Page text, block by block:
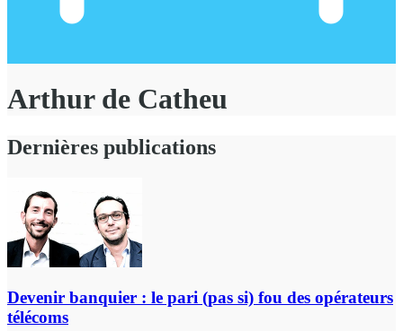
Arthur de Catheu
Dernières publications
Devenir banquier : le pari (pas si) fou des opérateurs
télécoms